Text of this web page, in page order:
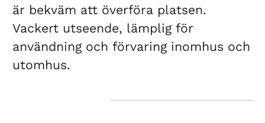
är bekväm att överföra platsen.
Vackert utseende, lämplig för
användning och förvaring inomhus och
utomhus.